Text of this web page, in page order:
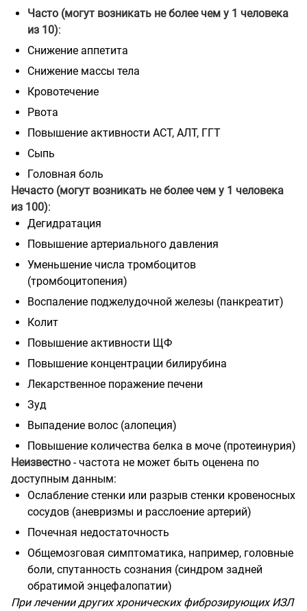
Часто (могут возникать не более чем у 1 человека
из 10):
Снижение аппетита
Снижение массы тела
Кровотечение
Рвота
Повышение активности АСТ, АЛТ, ГГТ
Сыпь
Головная боль
Нечасто (могут возникать не более чем у 1 человека
из 100):
Дегидратация
Повышение артериального давления
Уменьшение числа тромбоцитов
(тромбоцитопения)
Воспаление поджелудочной железы (панкреатит)
Колит
Повышение активности ЩФ
Повышение концентрации билирубина
Лекарственное поражение печени
Зуд
Выпадение волос (алопеция)
Повышение количества белка в моче (протеинурия)
Неизвестно - частота не может быть оценена по
доступным данным:
Ослабление стенки или разрыв стенки кровеносных
сосудов (аневризмы и расслоение артерий)
Почечная недостаточность
Общемозговая симптоматика, например, головные
боли, спутанность сознания (синдром задней
обратимой энцефалопатии)
При лечении других хронических фиброзирующих ИЗЛ